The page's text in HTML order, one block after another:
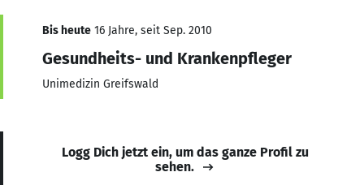
Bis heute 16 Jahre, seit Sep. 2010
Gesundheits- und Krankenpfleger
Unimedizin Greifswald
Logg Dich jetzt ein, um das ganze Profil zu
sehen.